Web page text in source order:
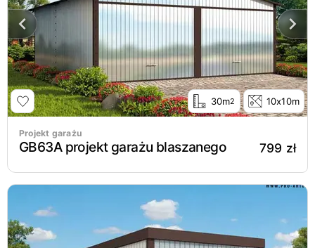
30m2 10x10m
Projekt garażu
GB63A projekt garażu blaszanego 799 zł